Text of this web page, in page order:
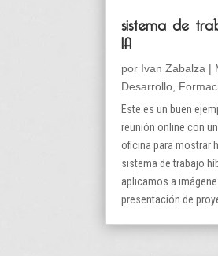
sistema de
IA
por Ivan Zabalza |
Desarrollo
Este es un buen
reunión online con
oficina para mostrar
sistema de trabajo
aplicamos a
presentación de